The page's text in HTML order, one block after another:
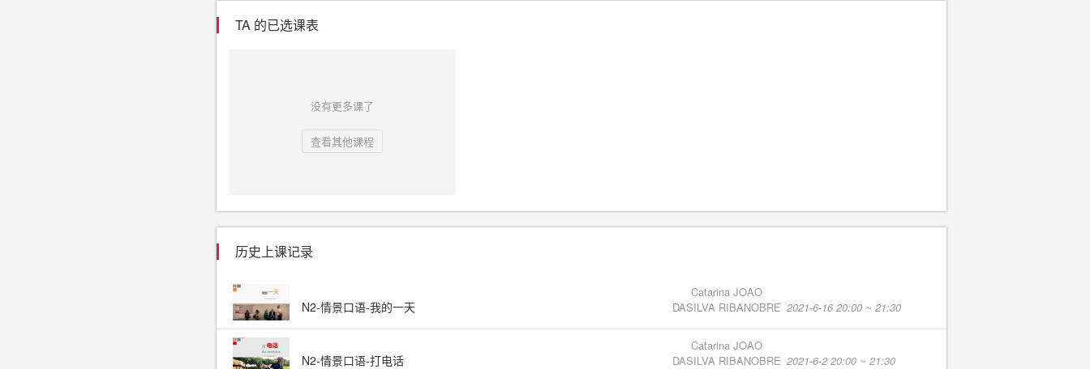
TA 的已选课表
没有更多课了
查看其他课程
历史上课记录
N2-情景口语-我的一天
Catarina JOAO
DASILVA RIBANOBRE 2021-6-16 20:00 ~ 21:30
N2-情景口语-打电话
Catarina JOAO
DASILVA RIBANOBRE 2021-6-2 20:00 ~ 21:30